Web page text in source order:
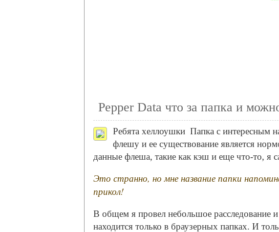
Pepper Data что за папка и
Ребята хеллоушки Папка с интересным
флешу и ее существование является
данные флеша, такие как кэш и еще что-то, я
Это странно, но мне название папки
прикол!
В общем я провел небольшое расследование
находится только в браузерных папках. И